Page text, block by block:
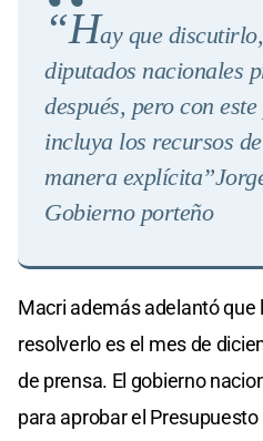
“Hay que
diputados nacionales
después, pero con
incluya los recursos
manera explícita”
Gobierno porteño
Macri además adelantó que
resolverlo es el mes de
de prensa. El gobierno
para aprobar el